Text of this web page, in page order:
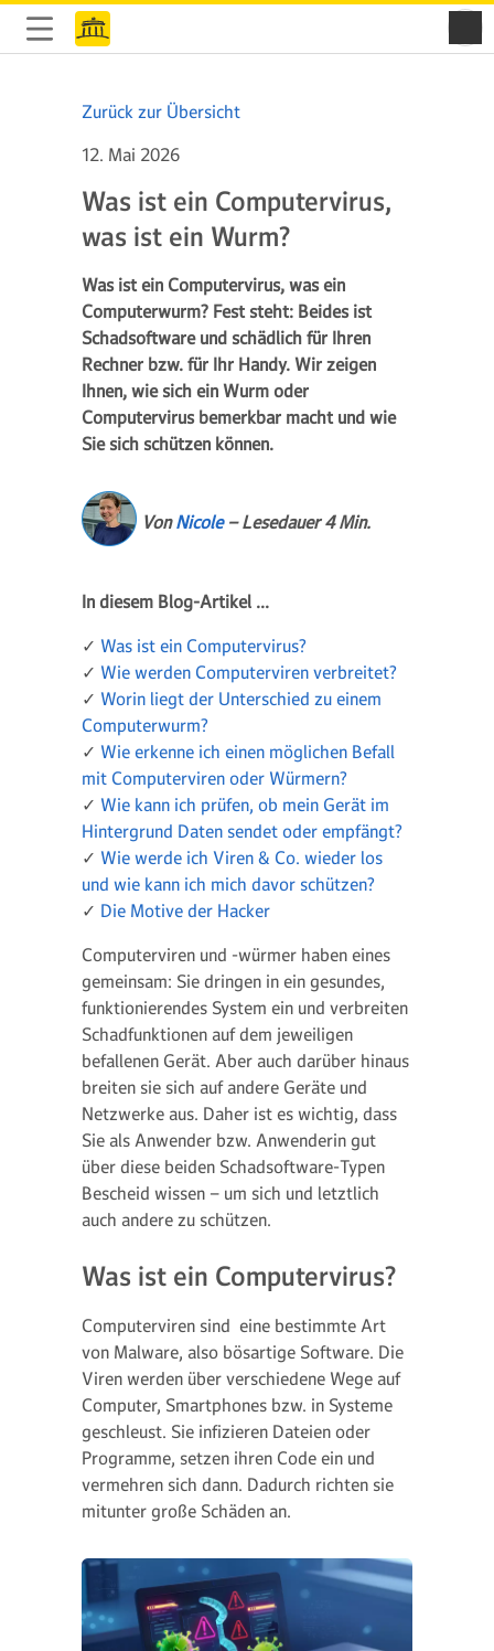
Zurück zur Übersicht
12. Mai 2026
Was ist ein Computervirus,
was ist ein Wurm?
Was ist ein Computervirus, was ein
Computerwurm? Fest steht: Beides ist
Schadsoftware und schädlich für Ihren
Rechner bzw. für Ihr Handy. Wir zeigen
Ihnen, wie sich ein Wurm oder
Computervirus bemerkbar macht und wie
Sie sich schützen können.
VonNicole – Lesedauer 4 Min.
In diesem Blog-Artikel ...
✓ Was ist ein Computervirus?
✓ Wie werden Computerviren verbreitet?
✓ Worin liegt der Unterschied zu einem
Computerwurm?
✓ Wie erkenne ich einen möglichen Befall
mit Computerviren oder Würmern?
✓ Wie kann ich prüfen, ob mein Gerät im
Hintergrund Daten sendet oder empfängt?
✓ Wie werde ich Viren & Co. wieder los
und wie kann ich mich davor schützen?
✓ Die Motive der Hacker
Computerviren und -würmer haben eines
gemeinsam: Sie dringen in ein gesundes,
funktionierendes System ein und verbreiten
Schadfunktionen auf dem jeweiligen
befallenen Gerät. Aber auch darüber hinaus
breiten sie sich auf andere Geräte und
Netzwerke aus. Daher ist es wichtig, dass
Sie als Anwender bzw. Anwenderin gut
über diese beiden Schadsoftware-Typen
Bescheid wissen – um sich und letztlich
auch andere zu schützen.
Was ist ein Computervirus?
Computerviren sind eine bestimmte Art
von Malware, also bösartige Software. Die
Viren werden über verschiedene Wege auf
Computer, Smartphones bzw. in Systeme
geschleust. Sie infizieren Dateien oder
Programme, setzen ihren Code ein und
vermehren sich dann. Dadurch richten sie
mitunter große Schäden an.